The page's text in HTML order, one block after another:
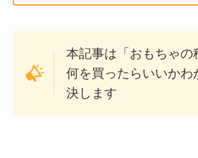
本記事は「おもちゃの
何を買ったらいいかわ
決します